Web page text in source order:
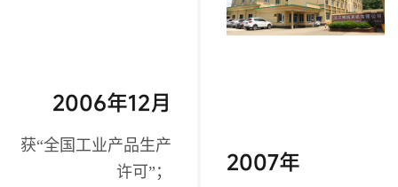
2006年12月
获“全国工业产品生产
许可”；
2007年